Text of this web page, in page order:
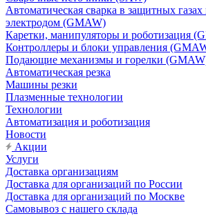
Автоматическая сварка в защитных
электродом (GMAW)
Каретки, манипуляторы и роботизация
Контроллеры и блоки управления
Подающие механизмы и горелки
Автоматическая резка
Машины резки
Плазменные технологии
Технологии
Автоматизация и роботизация
Новости
Акции
Услуги
Доставка организациям
Доставка для организаций по России
Доставка для организаций по Москве
Самовывоз с нашего склада